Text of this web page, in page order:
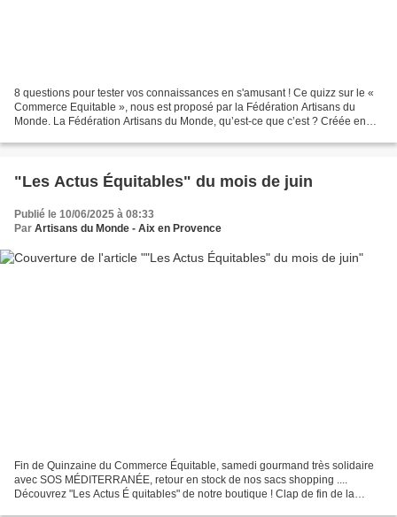
8 questions pour tester vos connaissances en s'amusant ! Ce quizz sur le «
Commerce Equitable », nous est proposé par la Fédération Artisans du
Monde. La Fédération Artisans du Monde, qu’est-ce que c’est ? Créée en
"Les Actus Équitables" du mois de juin
Publié le 10/06/2025 à 08:33
Par Artisans du Monde - Aix en Provence
Fin de Quinzaine du Commerce Équitable, samedi gourmand très solidaire
avec SOS MÉDITERRANÉE, retour en stock de nos sacs shopping ....
Découvrez "Les Actus É quitables" de notre boutique ! Clap de fin de la